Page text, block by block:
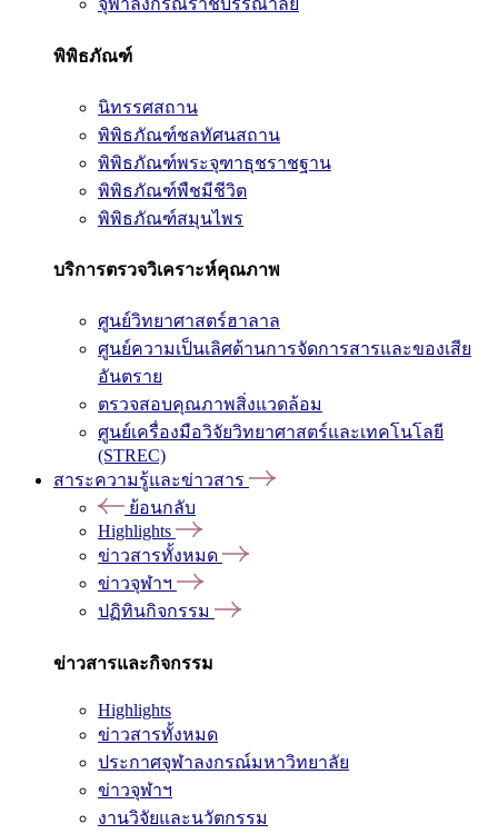
จุฬาลงกรณ์ราชบรรณาลัย
พิพิธภัณฑ์
นิทรรศสถาน
พิพิธภัณฑ์ชลทัศนสถาน
พิพิธภัณฑ์พระจุฑาธุชราชฐาน
พิพิธภัณฑ์พืชมีชีวิต
พิพิธภัณฑ์สมุนไพร
บริการตรวจวิเคราะห์คุณภาพ
ศูนย์วิทยาศาสตร์ฮาลาล
ศูนย์ความเป็นเลิศด้านการจัดการสารและของเสีย
อันตราย
ตรวจสอบคุณภาพสิ่งแวดล้อม
ศูนย์เครื่องมือวิจัยวิทยาศาสตร์และเทคโนโลยี
(STREC)
สาระความรู้และข่าวสาร
ย้อนกลับ
Highlights
ข่าวสารทั้งหมด
ข่าวจุฬาฯ
ปฏิทินกิจกรรม
ข่าวสารและกิจกรรม
Highlights
ข่าวสารทั้งหมด
ประกาศจุฬาลงกรณ์มหาวิทยาลัย
ข่าวจุฬาฯ
งานวิจัยและนวัตกรรม